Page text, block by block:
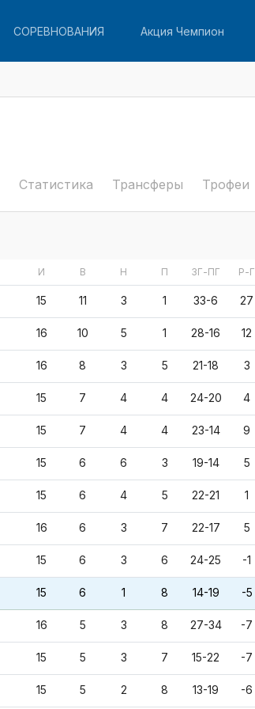
СОРЕВНОВАНИЯ Акция Чемпион
Статистика Трансферы Трофеи
И В Н П ЗГ-ПГ Р-Г
15 11 3 1 33-6 27
16 10 5 1 28-16 12
16 8 3 5 21-18 3
15 7 4 4 24-20 4
15 7 4 4 23-14 9
15 6 6 3 19-14 5
15 6 4 5 22-21 1
16 6 3 7 22-17 5
15 6 3 6 24-25 -1
15 6 1 8 14-19 -5
16 5 3 8 27-34 -7
15 5 3 7 15-22 -7
15 5 2 8 13-19 -6